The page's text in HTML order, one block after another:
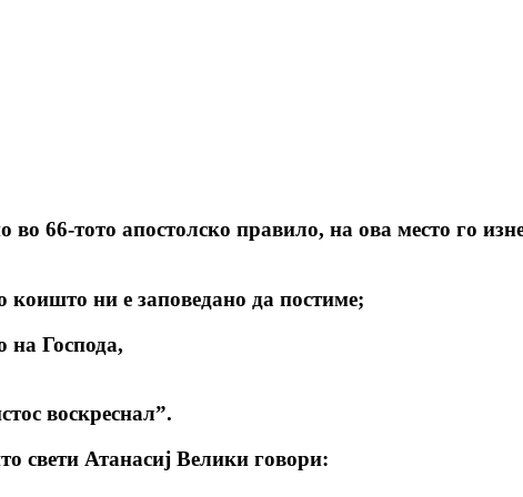
66-тото апостолско правило, на ова место го
коишто ни е заповедано да постиме;
на Господа,
воскреснал”.
свети Атанасиј Велики говори: